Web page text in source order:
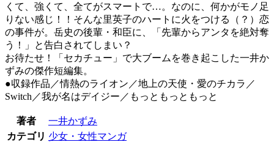
くて、強くて、全てがスマートで…。なのに、何かがモノ足
りない感じ！！そんな里英子のハートに火をつける（？）恋
の事件が。岳史の後輩・和臣に、「先輩からアンタを絶対奪
う！」と告白されてしまい？
お待たせ！「セカチュー」で大ブームを巻き起こした一井か
ずみの傑作短編集。
●収録作品／情熱のライオン／地上の天使・愛のチカラ／
Switch／我が名はデイジー／もっともっともっと
著者
一井かずみ
カテゴリ 少女・女性マンガ